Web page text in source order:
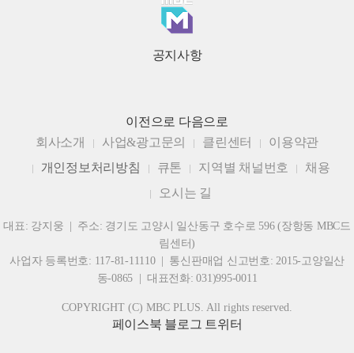
공지사항
이전으로 다음으로
회사소개
사업&광고문의 클린센터
이용약관
개인정보처리방침
큐톤 지역별 채널번호
채용
오시는 길
대표: 강지웅 | 주소: 경기도 고양시 일산동구 호수로 596 (장항동 MBC드
림센터)
사업자 등록번호: 117-81-11110 | 통신판매업 신고번호: 2015-고양일산
동-0865 | 대표전화: 031)995-0011
COPYRIGHT (C) MBC PLUS. All rights reserved.
페이스북 블로그 트위터